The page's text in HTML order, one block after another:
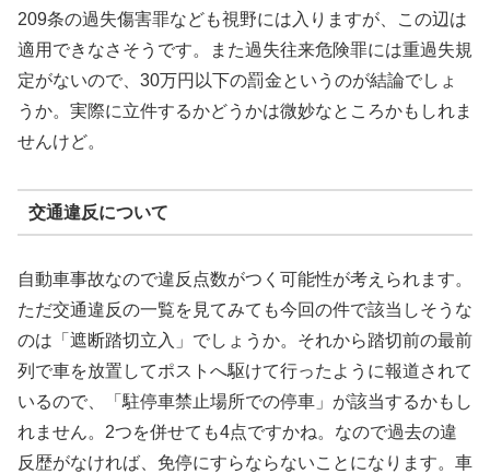
209条の過失傷害罪なども視野には入りますが、この辺は
適用できなさそうです。また過失往来危険罪には重過失規
定がないので、30万円以下の罰金というのが結論でしょ
うか。実際に立件するかどうかは微妙なところかもしれま
せんけど。
交通違反について
自動車事故なので違反点数がつく可能性が考えられます。
ただ交通違反の一覧を見てみても今回の件で該当しそうな
のは「遮断踏切立入」でしょうか。それから踏切前の最前
列で車を放置してポストへ駆けて行ったように報道されて
いるので、「駐停車禁止場所での停車」が該当するかもし
れません。2つを併せても4点ですかね。なので過去の違
反歴がなければ、免停にすらならないことになります。車